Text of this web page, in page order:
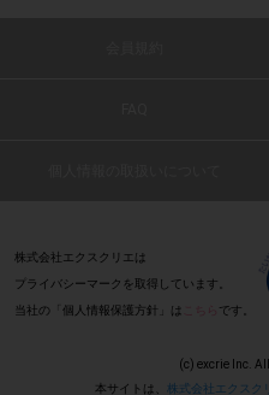
同じレシート画像が投稿され
・レシート画像に 「チェーン
: 0
低脂肪なの
(2021 年
株式会社エクスクリエは
プライバシーマークを取得しています。
当社の「個人情報保護方針」は
です。
(c) excrie Inc.
本サイトは、 株式会社エクスク